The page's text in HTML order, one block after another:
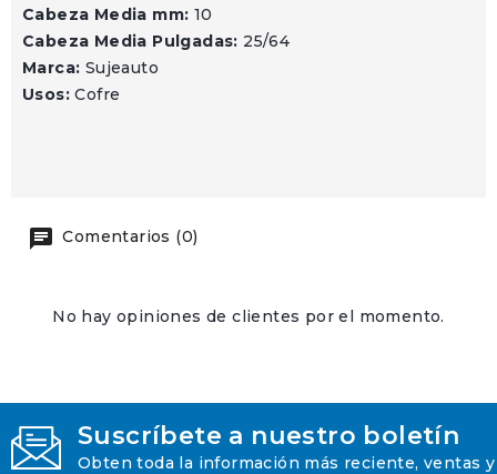
Cabeza Media mm: 10
Cabeza Media Pulgadas: 25/64
Marca: Sujeauto
Usos: Cofre
Comentarios (0)
No hay opiniones de clientes por el momento.
Suscríbete a nuestro boletín
Obten toda la información más reciente, ventas y